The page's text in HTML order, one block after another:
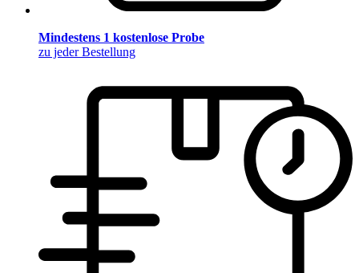
Mindestens 1 kostenlose Probe
zu jeder Bestellung